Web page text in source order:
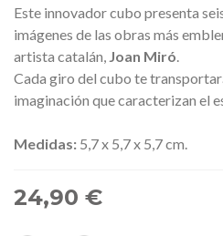
Este innovador cubo presenta
imágenes de las obras más
artista catalán, Joan Miró.
Cada giro del cubo te
imaginación que caracterizan el
Medidas: 5,7 x 5,7 x 5,7 cm.
24,90 €